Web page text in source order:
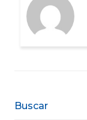
Buscar